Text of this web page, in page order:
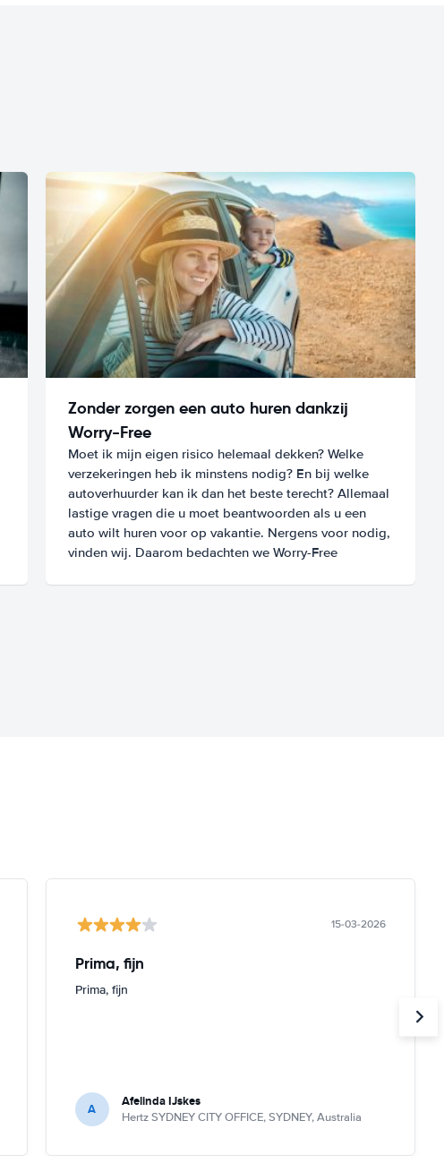
Zonder zorgen een auto huren dankzij
Worry-Free
Moet ik mijn eigen risico helemaal dekken? Welke
verzekeringen heb ik minstens nodig? En bij welke
autoverhuurder kan ik dan het beste terecht? Allemaal
lastige vragen die u moet beantwoorden als u een
auto wilt huren voor op vakantie. Nergens voor nodig,
vinden wij. Daarom bedachten we Worry-Free
15-03-2026
Prima, fijn
Prima, fijn
A Afelinda IJskes
Hertz SYDNEY CITY OFFICE, SYDNEY, Australia